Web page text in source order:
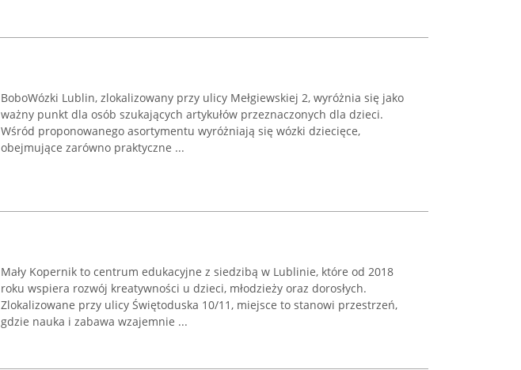
BoboWózki Lublin, zlokalizowany przy ulicy Mełgiewskiej 2, wyróżnia się jako
ważny punkt dla osób szukających artykułów przeznaczonych dla dzieci.
Wśród proponowanego asortymentu wyróżniają się wózki dziecięce,
obejmujące zarówno praktyczne ...
Mały Kopernik to centrum edukacyjne z siedzibą w Lublinie, które od 2018
roku wspiera rozwój kreatywności u dzieci, młodzieży oraz dorosłych.
Zlokalizowane przy ulicy Świętoduska 10/11, miejsce to stanowi przestrzeń,
gdzie nauka i zabawa wzajemnie ...